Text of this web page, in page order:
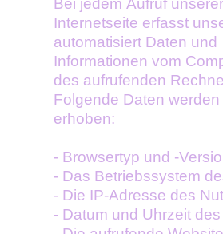
Internetseite erfasst
automatisiert Daten und
Informationen vom
des aufrufenden
Folgende Daten werden
erhoben:
- Browsertyp und -
- Das Betriebssystem
- Die IP-Adresse des
- Datum und Uhrzeit